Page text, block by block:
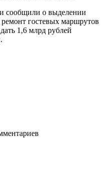
сообщили о выделении
гостевых маршрутов
1,6 млрд рублей